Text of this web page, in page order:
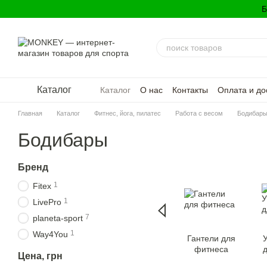
Каталог Каталог О нас Контакты Оплата и
Главная Каталог Фитнес, йога, пилатес Работа с весом Бодибары
Бодибары
Гантели для
фитнеса
Бренд
Fitex 1
LivePro 1
planeta-sport 7
Way4You 1
Цена, грн